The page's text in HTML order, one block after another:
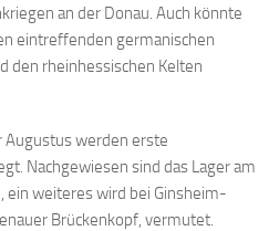
an der Donau. Auch könnte
eintreffenden germanischen
den rheinhessischen Kelten
werden erste
Nachgewiesen sind das Lager am
ein weiteres wird bei Ginsheim-
Brückenkopf, vermutet.